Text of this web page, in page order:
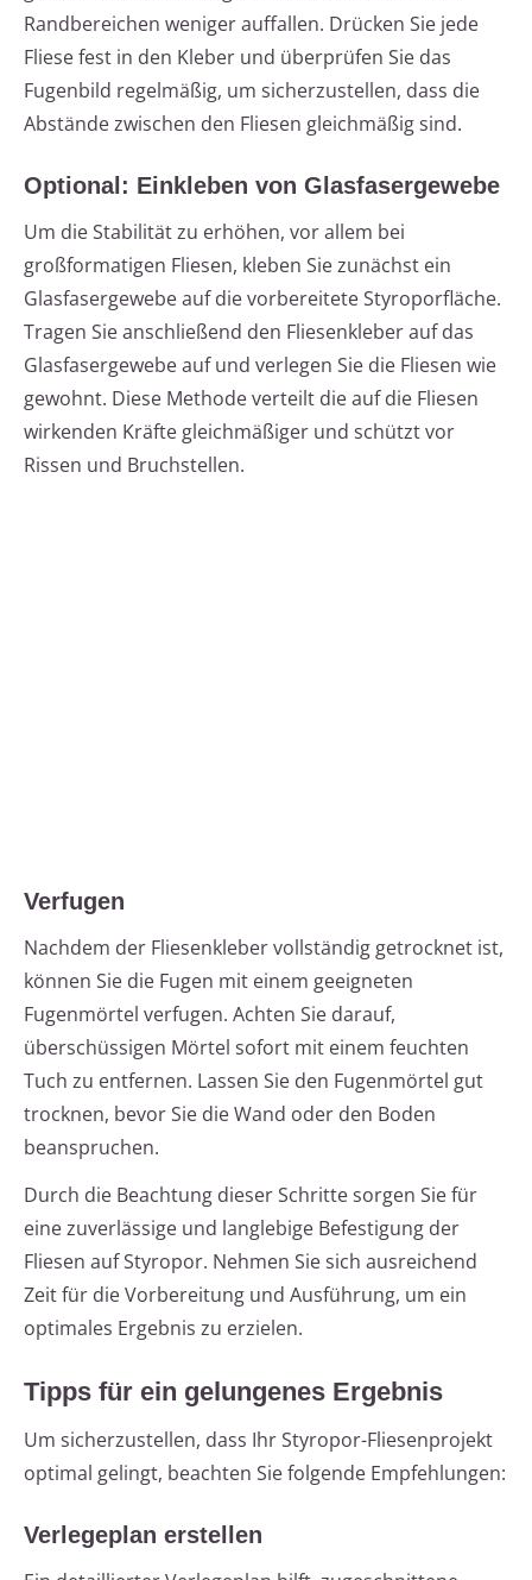
Randbereichen weniger auffallen. Drücken Sie jede
Fliese fest in den Kleber und überprüfen Sie das
Fugenbild regelmäßig, um sicherzustellen, dass die
Abstände zwischen den Fliesen gleichmäßig sind.
Optional: Einkleben von Glasfasergewebe
Um die Stabilität zu erhöhen, vor allem bei
großformatigen Fliesen, kleben Sie zunächst ein
Glasfasergewebe auf die vorbereitete Styroporfläche.
Tragen Sie anschließend den Fliesenkleber auf das
Glasfasergewebe auf und verlegen Sie die Fliesen wie
gewohnt. Diese Methode verteilt die auf die Fliesen
wirkenden Kräfte gleichmäßiger und schützt vor
Rissen und Bruchstellen.
Verfugen
Nachdem der Fliesenkleber vollständig getrocknet ist,
können Sie die Fugen mit einem geeigneten
Fugenmörtel verfugen. Achten Sie darauf,
überschüssigen Mörtel sofort mit einem feuchten
Tuch zu entfernen. Lassen Sie den Fugenmörtel gut
trocknen, bevor Sie die Wand oder den Boden
beanspruchen.
Durch die Beachtung dieser Schritte sorgen Sie für
eine zuverlässige und langlebige Befestigung der
Fliesen auf Styropor. Nehmen Sie sich ausreichend
Zeit für die Vorbereitung und Ausführung, um ein
optimales Ergebnis zu erzielen.
Tipps für ein gelungenes Ergebnis
Um sicherzustellen, dass Ihr Styropor-Fliesenprojekt
optimal gelingt, beachten Sie folgende Empfehlungen:
Verlegeplan erstellen